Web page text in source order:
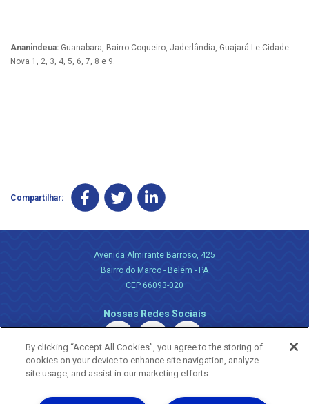
Ananindeua: Guanabara, Bairro Coqueiro, Jaderlândia, Guajará I e Cidade
Nova 1, 2, 3, 4, 5, 6, 7, 8 e 9.
Compartilhar:
Avenida Almirante Barroso, 425
Bairro do Marco - Belém - PA
CEP 66093-020
Nossas Redes Sociais
By clicking “Accept All Cookies”, you agree to the storing of
cookies on your device to enhance site navigation, analyze
site usage, and assist in our marketing efforts.